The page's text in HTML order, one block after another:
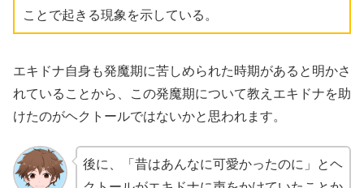
ことで起きる現象を示している。
エキドナ自身も発魔期に苦しめられた時期があると明かさ
れていることから、この発魔期について教えエキドナを助
けたのがヘクトールではないかと思われます。
後に、「昔はあんなに可愛かったのに」とヘ